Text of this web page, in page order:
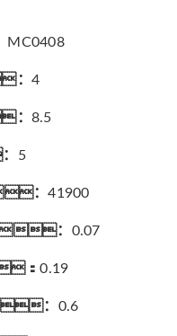
MC0408
： 4
： 8.5
5
：41900
： 0.07
：0.19
： 0.6